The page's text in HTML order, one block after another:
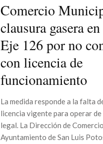
Comercio
clausura gasera
Eje 126 por no
con licencia de
funcionamiento
La medida responde a la falta
licencia vigente para operar de
legal. La Dirección de
Ayuntamiento de San Luis